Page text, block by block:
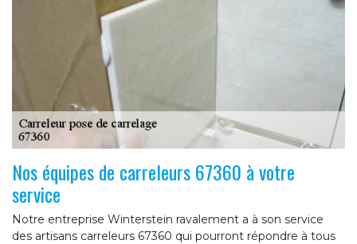
Nos équipes de carreleurs 67360 à votre
service
Notre entreprise Winterstein ravalement a à son service
des artisans carreleurs 67360 qui pourront répondre à tous